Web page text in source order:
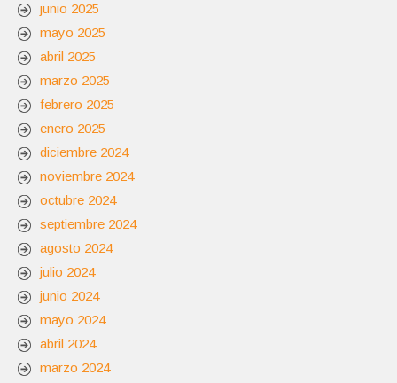
junio 2025
mayo 2025
abril 2025
marzo 2025
febrero 2025
enero 2025
diciembre 2024
noviembre 2024
octubre 2024
septiembre 2024
agosto 2024
julio 2024
junio 2024
mayo 2024
abril 2024
marzo 2024